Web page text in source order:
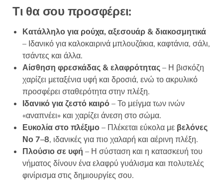
Τι θα σου προσφέρει:
Κατάλληλο για ρούχα, αξεσουάρ & διακοσμητικά
– Ιδανικό για καλοκαιρινά μπλουζάκια, καφτάνια, σάλι,
τσάντες και άλλα.
Αίσθηση φρεσκάδας & ελαφρότητας– Η βισκόζη
χαρίζει μεταξένια υφή και δροσιά, ενώ το ακρυλικό
προσφέρει σταθερότητα στην πλέξη.
Ιδανικό για ζεστό καιρό– Το μείγμα των ινών
«αναπνέει» και χαρίζει άνεση στο σώμα.
Ευκολία στο πλέξιμο– Πλέκεται εύκολα με βελόνες
Νο 7–8, ιδανικές για πιο χαλαρή και αέρινη πλέξη.
Πλούσιο σε υφή – Η σύσταση και η κατασκευή του
νήματος δίνουν ένα ελαφρύ γυάλισμα και πολυτελές
φινίρισμα στις δημιουργίες σου.